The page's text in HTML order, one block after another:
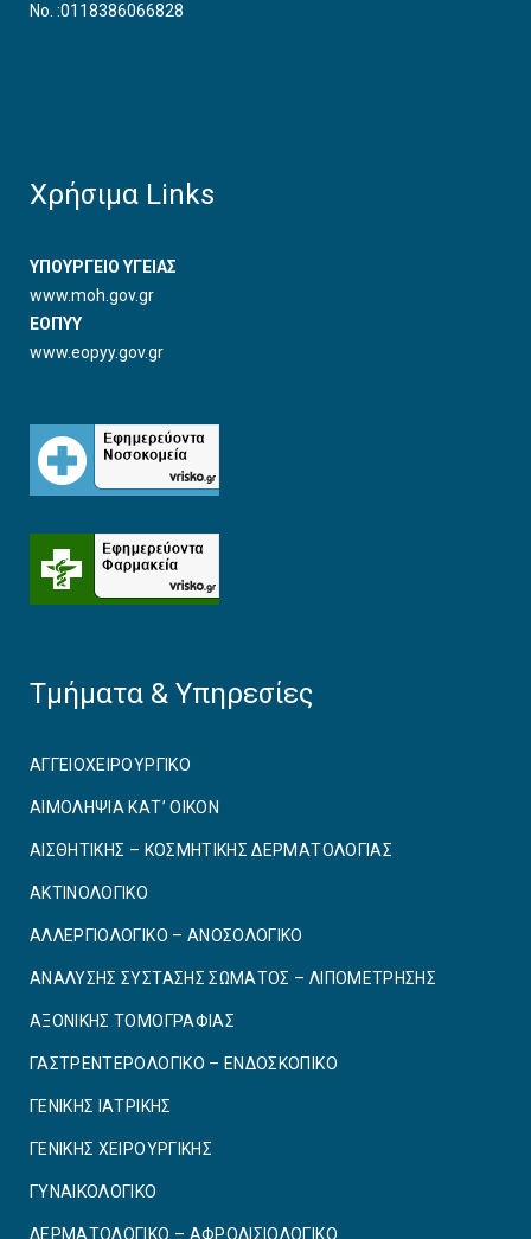
No. :0118386066828
Χρήσιμα Links
ΥΠΟΥΡΓΕΙΟ ΥΓΕΙΑΣ
www.moh.gov.gr
ΕΟΠΥΥ
www.eopyy.gov.gr
Τμήματα & Υπηρεσίες
ΑΓΓΕΙΟΧΕΙΡΟΥΡΓΙΚO
ΑΙΜΟΛΗΨΙΑ ΚΑΤ’ ΟΙΚΟΝ
ΑΙΣΘΗΤΙΚΗΣ – ΚΟΣΜΗΤΙΚΗΣ ΔΕΡΜΑΤΟΛΟΓΙΑΣ
ΑΚΤΙΝΟΛΟΓΙΚΟ
ΑΛΛΕΡΓΙΟΛΟΓΙΚΟ – ΑΝΟΣΟΛΟΓΙΚΟ
ΑΝΑΛΥΣΗΣ ΣΥΣΤΑΣΗΣ ΣΩΜΑΤΟΣ – ΛΙΠΟΜΕΤΡΗΣΗΣ
ΑΞΟΝΙΚΗΣ ΤΟΜΟΓΡΑΦΙΑΣ
ΓΑΣΤΡΕΝΤΕΡΟΛΟΓΙΚΟ – ΕΝΔΟΣΚΟΠΙΚΟ
ΓΕΝΙΚΗΣ ΙΑΤΡΙΚΗΣ
ΓΕΝΙΚΗΣ ΧΕΙΡΟΥΡΓΙΚΗΣ
ΓΥΝΑΙΚΟΛΟΓΙΚΟ
ΔΕΡΜΑΤΟΛΟΓΙΚΟ – ΑΦΡΟΔΙΣΙΟΛΟΓΙΚΟ